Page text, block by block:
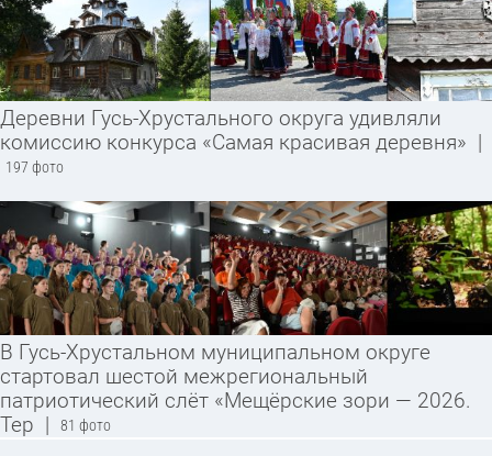
Деревни Гусь-Хрустального округа удивляли
комиссию конкурса «Самая красивая деревня» |
197 фото
В Гусь-Хрустальном муниципальном округе
стартовал шестой межрегиональный
патриотический слёт «Мещёрские зори — 2026.
Тер | 81 фото